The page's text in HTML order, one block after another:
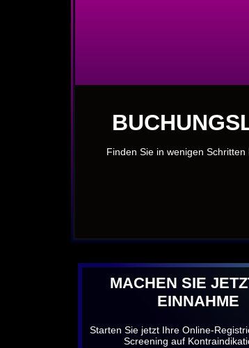
Finden Sie in wenigen
MACHEN SIE
EINNAHME
Starten Sie jetzt Ihre Online-
Screening auf